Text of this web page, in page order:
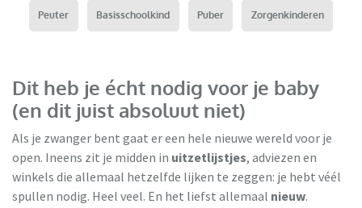
Peuter Basisschoolkind Puber Zorgenkinderen
Dit heb je écht nodig voor je baby
(en dit juist absoluut niet)
Als je zwanger bent gaat er een hele nieuwe wereld voor je
open. Ineens zit je midden in uitzetlijstjes, adviezen en
winkels die allemaal hetzelfde lijken te zeggen: je hebt véél
spullen nodig. Heel veel. En het liefst allemaal nieuw.